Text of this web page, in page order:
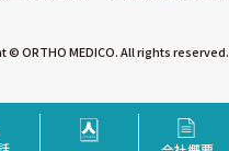
© ORTHO MEDICO. All rights reserved.